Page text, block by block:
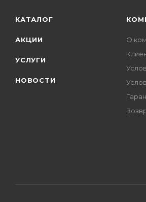
КАТАЛОГ
АКЦИИ
УСЛУГИ
НОВОСТИ
О